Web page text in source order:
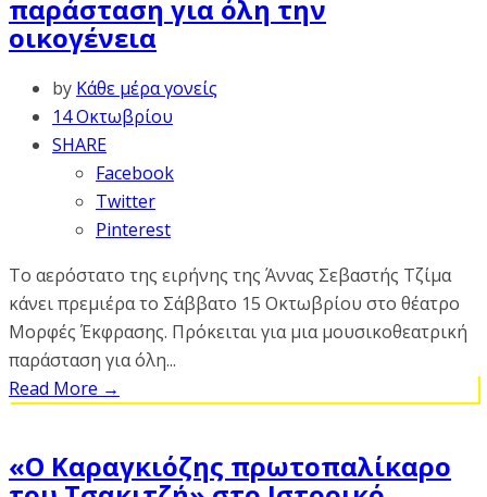
παράσταση για όλη την
οικογένεια
by Κάθε μέρα γονείς
14 Οκτωβρίου
SHARE
Facebook
Twitter
Pinterest
Το αερόστατο της ειρήνης της Άννας Σεβαστής Τζίμα
κάνει πρεμιέρα το Σάββατο 15 Οκτωβρίου στο θέατρο
Μορφές Έκφρασης. Πρόκειται για μια μουσικοθεατρική
παράσταση για όλη...
Read More →
«O Καραγκιόζης πρωτοπαλίκαρο